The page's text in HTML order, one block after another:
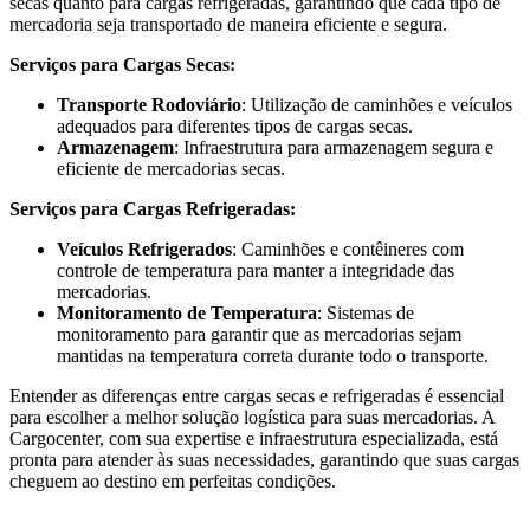
mercadoria seja transportado de maneira eficiente e segura.
Serviços para Cargas Secas:
Transporte Rodoviário: Utilização de caminhões e veículos
adequados para diferentes tipos de cargas secas.
Armazenagem: Infraestrutura para armazenagem segura e
eficiente de mercadorias secas.
Serviços para Cargas Refrigeradas:
Veículos Refrigerados: Caminhões e contêineres com
controle de temperatura para manter a integridade das
mercadorias.
Monitoramento de Temperatura: Sistemas de
monitoramento para garantir que as mercadorias sejam
mantidas na temperatura correta durante todo o transporte.
Entender as diferenças entre cargas secas e refrigeradas é essencial
para escolher a melhor solução logística para suas mercadorias. A
Cargocenter, com sua expertise e infraestrutura especializada, está
pronta para atender às suas necessidades, garantindo que suas cargas
cheguem ao destino em perfeitas condições.